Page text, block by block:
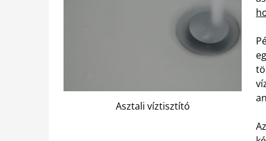
Asztali víztisztító